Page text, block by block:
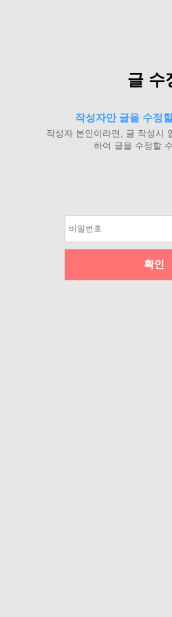
글 수
작성자만 글을 수정
작성자 본인이라면, 글 작성시
하여 글을 수정할